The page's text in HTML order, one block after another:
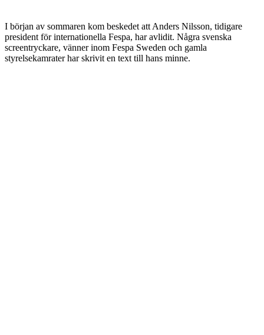
I början av sommaren kom beskedet att Anders Nilsson, tidigare
president för internationella Fespa, har avlidit. Några svenska
screentryckare, vänner inom Fespa Sweden och gamla
styrelsekamrater har skrivit en text till hans minne.